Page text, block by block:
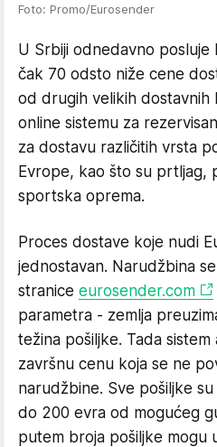
Foto: Promo/Eurosender
U Srbiji odnedavno posluje
čak 70 odsto niže cene
od drugih velikih dostavnih
online sistemu za
za dostavu različitih vrsta
Evrope, kao što su prtljag,
sportska oprema.
Proces dostave koje nudi
jednostavan. Narudžbina
stranice eurosender.com
parametra - zemlja
težina pošiljke. Tada
završnu cenu koja se ne
narudžbine. Sve pošiljke
do 200 evra od mogućeg
putem broja pošiljke mogu